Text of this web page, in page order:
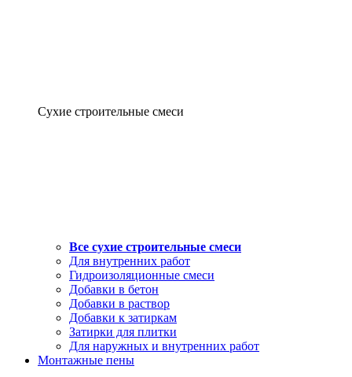
Сухие строительные смеси
Все сухие строительные смеси
Для внутренних работ
Гидроизоляционные смеси
Добавки в бетон
Добавки в раствор
Добавки к затиркам
Затирки для плитки
Для наружных и внутренних работ
Монтажные пены